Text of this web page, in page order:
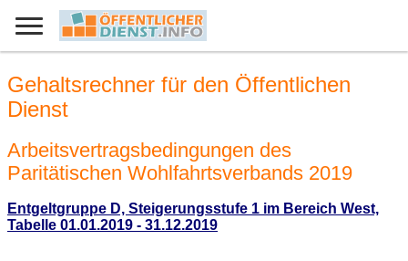
Gehaltsrechner für den Öffentlichen
Dienst
Arbeitsvertragsbedingungen des
Paritätischen Wohlfahrtsverbands 2019
Entgeltgruppe D, Steigerungsstufe 1 im Bereich West,
Tabelle 01.01.2019 - 31.12.2019